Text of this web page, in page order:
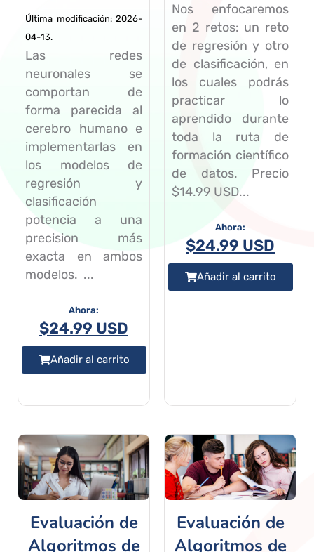
Última modificación: 2026-
04-13.
Las redes
neuronales se
comportan de
forma parecida al
cerebro humano e
implementarlas en
los modelos de
regresión y
clasificación
potencia a una
precision más
exacta en ambos
modelos. ...
$24.99 USD
Añadir al carrito
Nos enfocaremos
en 2 retos: un reto
de regresión y otro
de clasificación, en
los cuales podrás
practicar lo
aprendido durante
toda la ruta de
formación científico
de datos. Precio
$14.99 USD...
$24.99 USD
Añadir al carrito
Evaluación de
Algoritmos de
Evaluación de
Algoritmos de